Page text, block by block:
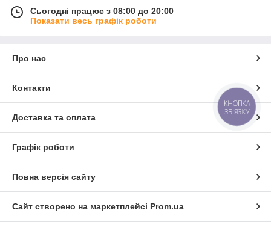
Сьогодні працює з 08:00 до 20:00
Показати весь графік роботи
Про нас
Контакти
Доставка та оплата
Графік роботи
Повна версія сайту
Сайт створено на маркетплейсі Prom.ua
КНОПКА
ЗВ'ЯЗКУ